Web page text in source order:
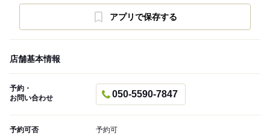
アプリで保存する
店舗基本情報
予約・
お問い合わせ
050-5590-7847
予約可否 予約可